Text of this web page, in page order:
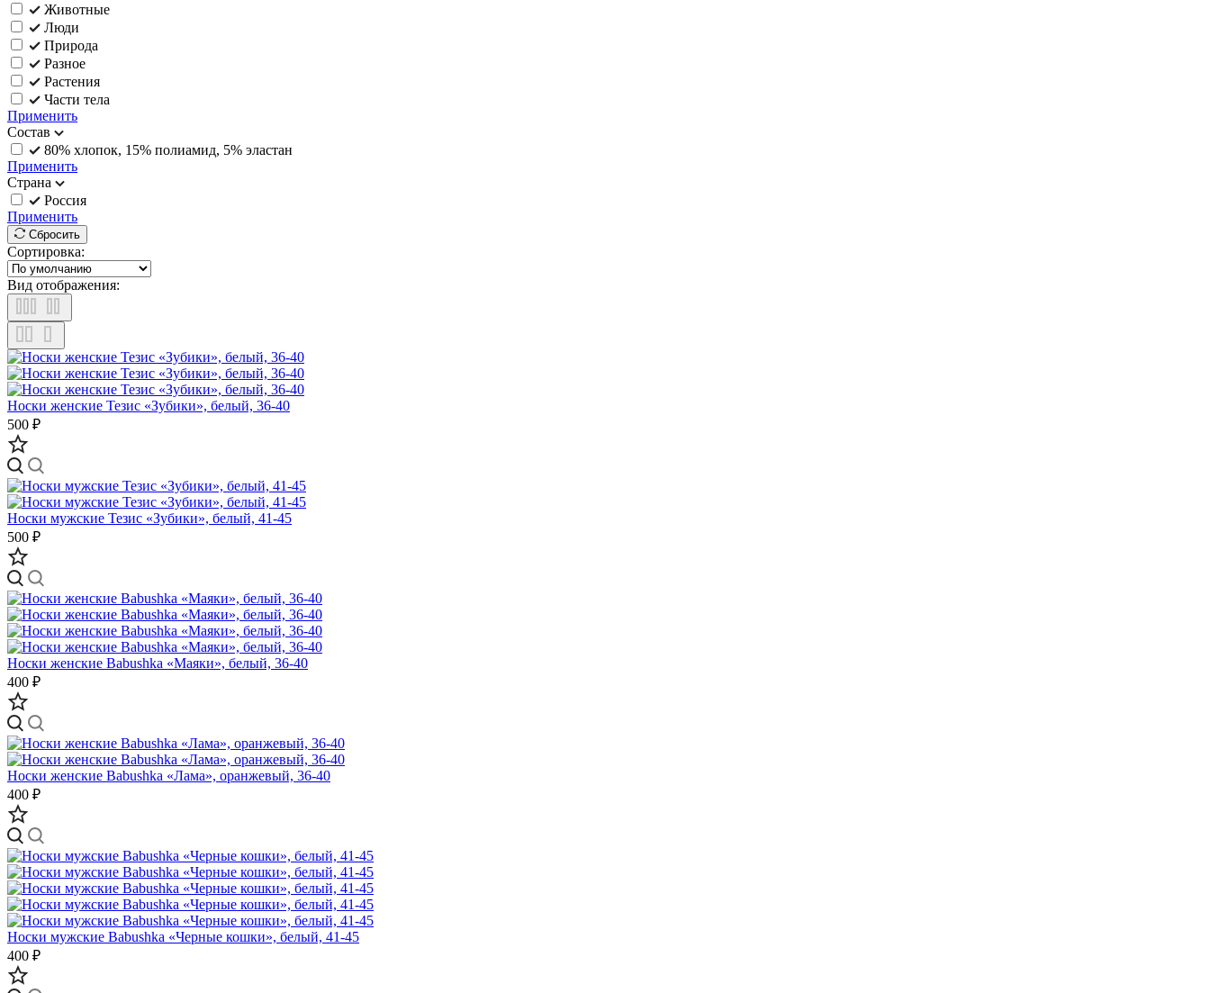
Животные
Люди
Природа
Разное
Растения
Части тела
Применить
Состав
80% хлопок, 15% полиамид, 5% эластан
Применить
Страна
Россия
Применить
Сбросить
Сортировка:
Вид отображения:
Носки женские Тезис «Зубики», белый, 36-40
500 ₽
Носки мужские Тезис «Зубики», белый, 41-45
500 ₽
Носки женские Babushka «Маяки», белый, 36-40
400 ₽
Носки женские Babushka «Лама», оранжевый, 36-40
400 ₽
Носки мужские Babushka «Черные кошки», белый, 41-45
400 ₽